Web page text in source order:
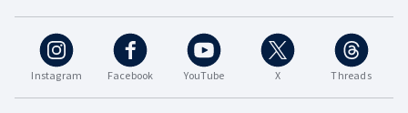
Instagram Facebook YouTube X Threads